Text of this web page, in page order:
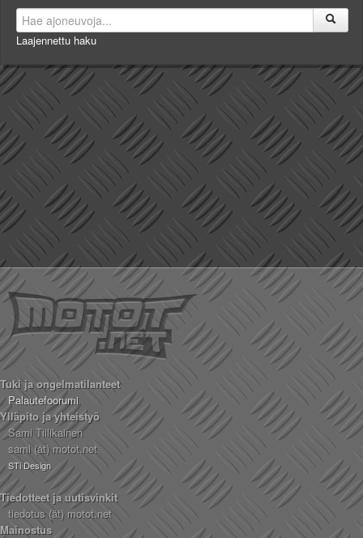
Laajennettu haku
Tuki ja ongelmatilanteet
Palautefoorumi
Ylläpito ja yhteistyö
Sami Tiilikainen
sami (ät) motot.net
STi Design
Tiedotteet ja uutisvinkit
tiedotus (ät) motot.net
Mainostus